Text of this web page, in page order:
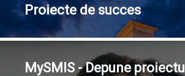
Proiecte de succes
MySMIS - Depune proiectul